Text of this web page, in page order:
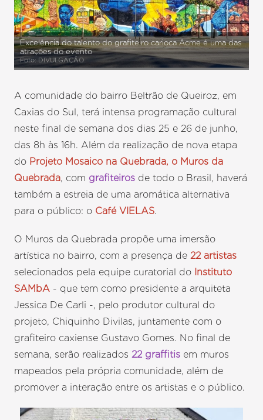
Excelência do talento do grafiteiro carioca Acme é uma das
atrações do evento
Foto: DIVULGAÇÃO
A comunidade do bairro Beltrão de Queiroz, em
Caxias do Sul, terá intensa programação cultural
neste final de semana dos dias 25 e 26 de junho,
das 8h às 16h. Além da realização de nova etapa
do Projeto Mosaico na Quebrada, o Muros da
Quebrada, com grafiteiros de todo o Brasil, haverá
também a estreia de uma aromática alternativa
para o público: o Café VIELAS.
O Muros da Quebrada propõe uma imersão
artística no bairro, com a presença de22 artistas
selecionados pela equipe curatorial do Instituto
SAMbA - que tem como presidente a arquiteta
Jessica De Carli -, pelo produtor cultural do
projeto, Chiquinho Divilas, juntamente com o
grafiteiro caxiense Gustavo Gomes. No final de
semana, serão realizados 22 graffitis em muros
mapeados pela própria comunidade, além de
promover a interação entre os artistas e o público.